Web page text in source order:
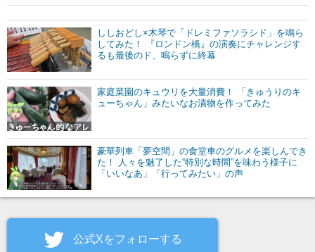
ししおどし×木琴で「ドレミファソラシド」を鳴ら
してみた！ 『ロンドン橋』の演奏にチャレンジす
るも最後のド、鳴らずに終幕
家庭菜園のキュウリを大量消費！ 「きゅうりのキ
ューちゃん」みたいなお漬物を作ってみた
豪華列車「夢空間」の食堂車のグルメを楽しんでき
た！ 人々を魅了した“特別な時間”を味わう様子に
「いいなあ」「行ってみたい」の声
公式Xをフォローする